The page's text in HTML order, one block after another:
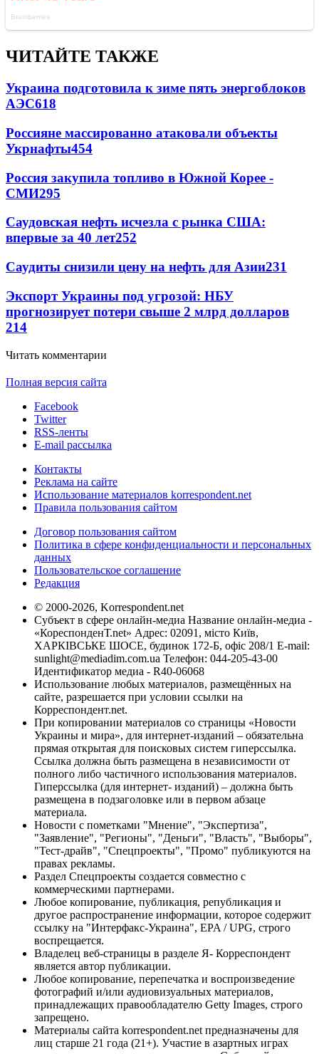
ЧИТАЙТЕ ТАКЖЕ
Украина подготовила к зиме пять энергоблоков
АЭС618
Россияне массированно атаковали объекты
Укрнафты454
Россия закупила топливо в Южной Корее -
СМИ295
Саудовская нефть исчезла с рынка США:
впервые за 40 лет252
Саудиты снизили цену на нефть для Азии231
Экспорт Украины под угрозой: НБУ
прогнозирует потери свыше 2 млрд долларов
214
Читать комментарии
Полная версия сайта
Facebook
Twitter
RSS-ленты
E-mail рассылка
Контакты
Реклама на сайте
Использование материалов korrespondent.net
Правила пользования сайтом
Договор пользования сайтом
Политика в сфере конфиденциальности и персональных
данных
Пользовательское соглашение
Редакция
© 2000-2026, Korrespondent.net
Субъект в сфере онлайн-медиа Название онлайн-медиа -
«КореспонденТ.net» Адрес: 02091, місто Київ,
ХАРКІВСЬКЕ ШОСЕ, будинок 172-Б, офіс 208/1 E-mail:
sunlight@mediadim.com.ua Телефон: 044-205-43-00
Идентификатор медиа - R40-06068
Использование любых материалов, размещённых на
сайте, разрешается при условии ссылки на
Корреспондент.net.
При копировании материалов со страницы «Новости
Украины и мира», для интернет-изданий – обязательна
прямая открытая для поисковых систем гиперссылка.
Ссылка должна быть размещена в независимости от
полного либо частичного использования материалов.
Гиперссылка (для интернет- изданий) – должна быть
размещена в подзаголовке или в первом абзаце
материала.
Новости с пометками "Мнение", "Экспертиза",
"Заявление", "Регионы", "Деньги", "Власть", "Выборы",
"Тест-драйв", "Спецпроекты", "Промо" публикуются на
правах рекламы.
Раздел Спецпроекты создается совместно с
коммерческими партнерами.
Любое копирование, публикация, републикация и
другое распространение информации, которое содержит
ссылку на "Интерфакс-Украина", EPA / UPG, строго
воспрещается.
Владелец веб-страницы в разделе Я- Корреспондент
является автор публикации.
Любое копирование, перепечатка и воспроизведение
фотографий и/или аудиовизуальных материалов,
принадлежащих правообладателю Getty Images, строго
запрещено.
Материалы сайта korrespondent.net предназначены для
лиц старше 21 года (21+). Участие в азартных играх